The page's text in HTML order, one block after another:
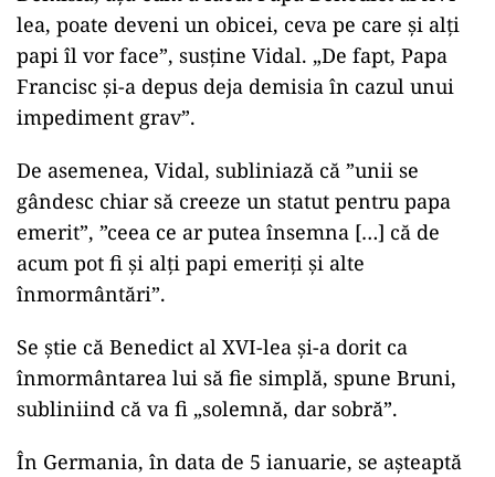
lea, poate deveni un obicei, ceva pe care și alți
papi îl vor face”, susține Vidal. „De fapt, Papa
Francisc și-a depus deja demisia în cazul unui
impediment grav”.
De asemenea, Vidal, subliniază că ”unii se
gândesc chiar să creeze un statut pentru papa
emerit”, ”ceea ce ar putea însemna […] că de
acum pot fi și alți papi emeriți și alte
înmormântări”.
Se știe că Benedict al XVI-lea și-a dorit ca
înmormântarea lui să fie simplă, spune Bruni,
subliniind că va fi „solemnă, dar sobră”.
În Germania, în data de 5 ianuarie, se așteaptă